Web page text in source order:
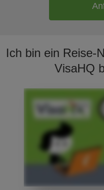
Ich bin ein Reise-
VisaHQ